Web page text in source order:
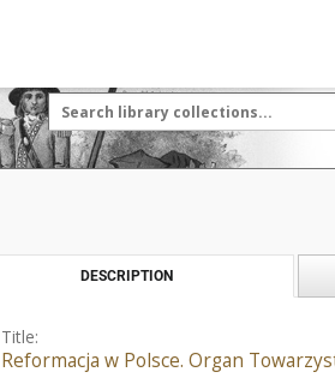
DESCRIPTION
Title:
Reformacja w Polsce. Organ